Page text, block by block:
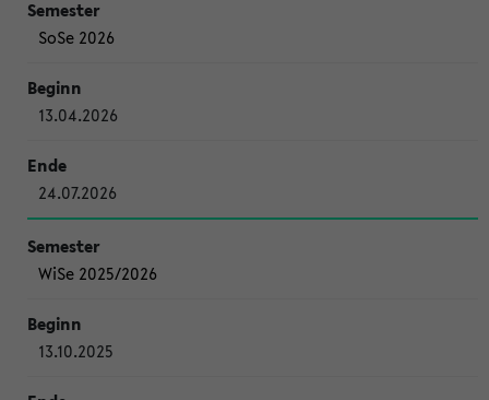
SoSe 2026
13.04.2026
24.07.2026
WiSe 2025/2026
13.10.2025